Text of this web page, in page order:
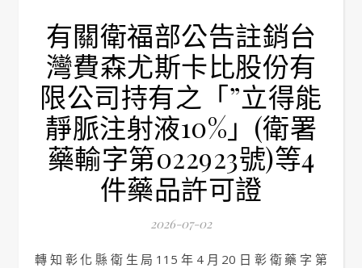
有關衛福部公告註銷台
灣費森尤斯卡比股份有
限公司持有之「”立得能
靜脈注射液10%」(衛署
藥輸字第022923號)等4
件藥品許可證
2026-07-02
轉知彰化縣衛生局115年4月20日彰衛藥字第